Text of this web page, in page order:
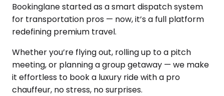
Bookinglane started as a smart dispatch system
for transportation pros — now, it’s a full platform
redefining premium travel.
Whether you’re flying out, rolling up to a pitch
meeting, or planning a group getaway — we make
it effortless to book a luxury ride with a pro
chauffeur, no stress, no surprises.